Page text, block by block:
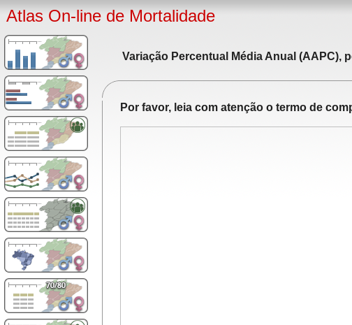
Atlas On-line de Mortalidade
Variação Percentual Média Anual (AAPC),
Por favor, leia com atenção o termo de